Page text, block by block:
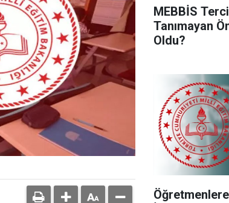
MEBBİS
Tanımayan
Oldu?